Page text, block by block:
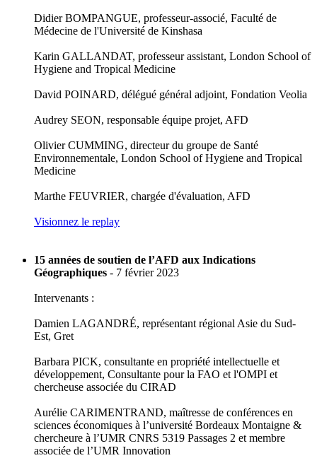
Didier BOMPANGUE, professeur-associé, Faculté de
Médecine de l'Université de Kinshasa
Karin GALLANDAT, professeur assistant, London School of
Hygiene and Tropical Medicine
David POINARD, délégué général adjoint, Fondation Veolia
Audrey SEON, responsable équipe projet, AFD
Olivier CUMMING, directeur du groupe de Santé
Environnementale, London School of Hygiene and Tropical
Medicine
Marthe FEUVRIER, chargée d'évaluation, AFD
Visionnez le replay
15 années de soutien de l’AFD aux Indications
Géographiques - 7 février 2023
Intervenants :
Damien LAGANDRÉ, représentant régional Asie du Sud-
Est, Gret
Barbara PICK, consultante en propriété intellectuelle et
développement, Consultante pour la FAO et l'OMPI et
chercheuse associée du CIRAD
Aurélie CARIMENTRAND, maîtresse de conférences en
sciences économiques à l’université Bordeaux Montaigne &
chercheure à l’UMR CNRS 5319 Passages 2 et membre
associée de l’UMR Innovation